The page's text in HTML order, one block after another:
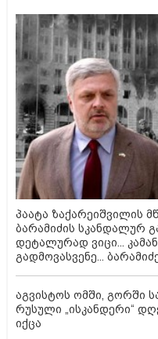
პაატა ზაქარეიშვილის
ბარამიძის სკანდალურ
დეტალურად ვიცი...
გადმოვასვენე...
აგვისტოს ომში, გორში
რუსული „ისკანდერი“
იქცა